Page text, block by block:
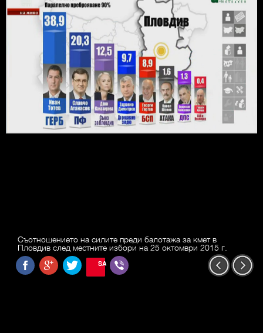
Съотношението на силите преди балотажа за кмет в
Пловдив след местните избори на 25 октомври 2015 г.
SAVE